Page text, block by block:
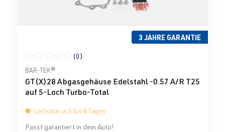
3 JAHRE GARANTIE
Durchschnittliche Bewertung von 0 von 5 Sternen
(0)
BAR-TEK®
GT(X)28 Abgasgehäuse Edelstahl -0.57 A/R T25
auf 5-Loch Turbo-Total
Lieferbar in 5 bis 8 Tagen
Passt garantiert in dein Auto!